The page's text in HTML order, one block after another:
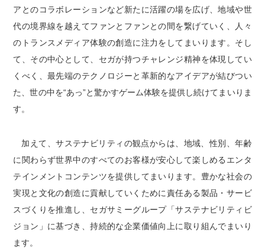
アとのコラボレーションなど新たに活躍の場を広げ、地域や世
代の境界線を越えてファンとファンとの間を繋げていく、人々
のトランスメディア体験の創造に注力をしてまいります。そし
て、その中心として、セガが持つチャレンジ精神を体現してい
くべく、最先端のテクノロジーと革新的なアイデアが結びつい
た、世の中を“あっ”と驚かすゲーム体験を提供し続けてまいりま
す。
加えて、サステナビリティの観点からは、地域、性別、年齢
に関わらず世界中のすべてのお客様が安心して楽しめるエンタ
テインメントコンテンツを提供してまいります。豊かな社会の
実現と文化の創造に貢献していくために責任ある製品・サービ
スづくりを推進し、セガサミーグループ「サステナビリティビ
ジョン」に基づき、持続的な企業価値向上に取り組んでまいり
ます。